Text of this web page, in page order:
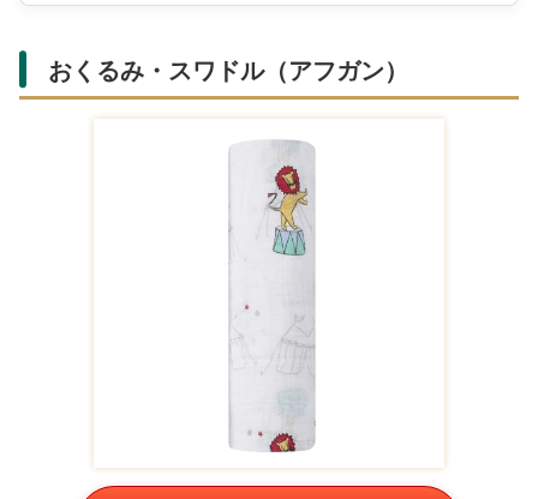
おくるみ・スワドル（アフガン）